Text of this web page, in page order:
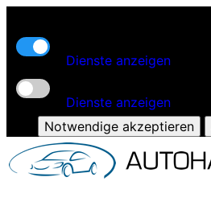
Dienste anzeigen
Dienste anzeigen
Notwendige akzeptieren